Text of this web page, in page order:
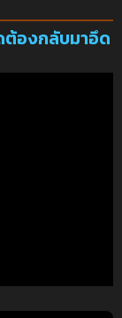
ต้องกลับมาอึด